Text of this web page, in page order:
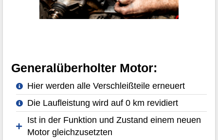
Generalüberholter Motor:
Hier werden alle Verschleißteile erneuert
Die Laufleistung wird auf 0 km revidiert
Ist in der Funktion und Zustand einem neuen
Motor gleichzusetzten